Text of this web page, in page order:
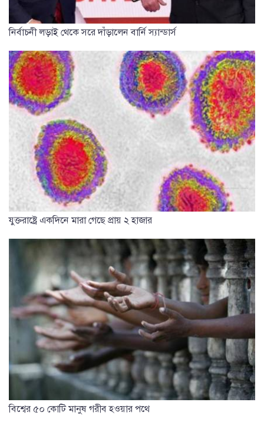
নির্বাচনী লড়াই থেকে সরে দাঁড়ালেন বার্নি স্যান্ডার্স
যুক্তরাষ্ট্রে একদিনে মারা গেছে প্রায় ২ হাজার
বিশ্বের ৫০ কোটি মানুষ গরীব হওয়ার পথে